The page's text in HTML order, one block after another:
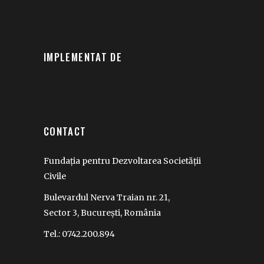
IMPLEMENTAT DE
CONTACT
Fundația pentru Dezvoltarea Societății
Civile
Bulevardul Nerva Traian nr. 21,
Sector 3, București, România
Tel.: 0742.200.894